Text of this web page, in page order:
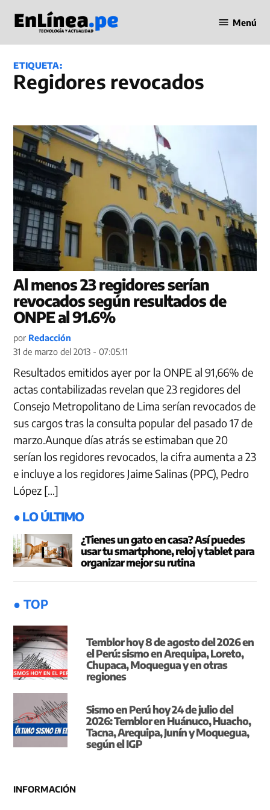
contenido
en Línea
Menú
ETIQUETA:
Regidores revocados
Al menos 23 regidores serían
revocados según resultados de
ONPE al 91.6%
por Redacción
31 de marzo del 2013 - 07:05:11
Resultados emitidos ayer por la ONPE al 91,66% de
actas contabilizadas revelan que 23 regidores del
Consejo Metropolitano de Lima serían revocados de
sus cargos tras la consulta popular del pasado 17 de
marzo.Aunque días atrás se estimaban que 20
serían los regidores revocados, la cifra aumenta a 23
e incluye a los regidores Jaime Salinas (PPC), Pedro
López […]
● LO ÚLTIMO
¿Tienes un gato en casa? Así puedes
usar tu smartphone, reloj y tablet para
organizar mejor su rutina
● TOP
Temblor hoy 8 de agosto del 2026 en
el Perú: sismo en Arequipa, Loreto,
Chupaca, Moquegua y en otras
regiones
Sismo en Perú hoy 24 de julio del
2026: Temblor en Huánuco, Huacho,
Tacna, Arequipa, Junín y Moquegua,
según el IGP
INFORMACIÓN